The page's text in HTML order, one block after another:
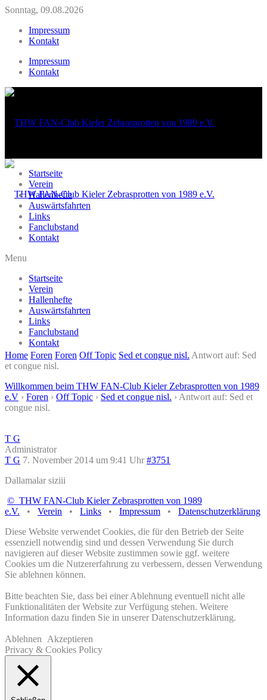
Sonntag, 09.08.2026
Impressum
Kontakt
Impressum
Kontakt
Startseite
Verein
Hallenhefte
Auswärtsfahrten
Links
Fanclubstand
Kontakt
Menu
Startseite
Verein
Hallenhefte
Auswärtsfahrten
Links
Fanclubstand
Kontakt
Home Foren Foren Off Topic Sed et congue nisl. Antwort auf: Sed
et congue nisl.
Willkommen beim THW FAN-Club Kieler Zebrasprotten von 1989
e.V › Foren › Off Topic › Sed et congue nisl. › Antwort auf: Sed et
congue nisl.
T G
Administrator
T G 7. November 2014 um 9:41 Uhr #3751
Dallamalar siziii
© THW FAN-Club Kieler Zebrasprotten von 1989
e.V. • Verein • Links • Impressum • Datenschutzerklärung
Diese Website verwendet Cookies, die für den Betrieb der Seite
essenziell notwendig sind und dessen Verwendung Sie durch
navigieren auf dieser Website zustimmen sowie ggf. weitere
Cookies um die Nutzererfahrung zu verbessern, dessen Verwendung
Sie ablehnen können.
Bitte beachten Sie, dass bei einer Ablehnung eventuell nicht alle
Funktionalitäten der Website zur Verfügung stehen. Weitere
Information dazu finden Sie in unserer Datenschutzerklärung.
Ablehnen
Akzeptieren
Privacy & Cookies Policy